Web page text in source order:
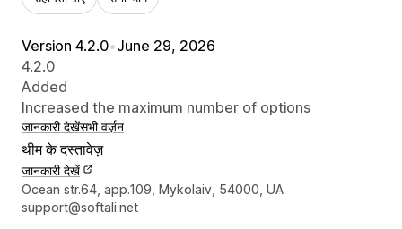
Version 4.2.0•June 29, 2026
4.2.0
Added
Increased the maximum number of options
जानकारी देखेंसभी वर्ज़न
थीम के दस्तावेज़
जानकारी देखें
डिज़ाइनर के संपर्क की जानकारी
Ocean str.64, app.109, Mykolaiv, 54000, UA
support@softali.net